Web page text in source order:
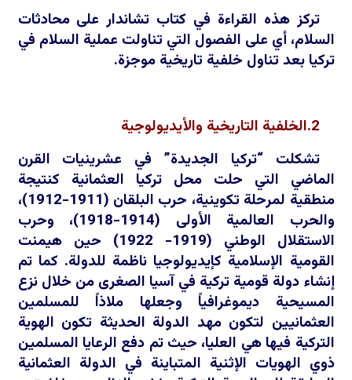
تركز هذه القراءة في كتاب تشاندار على محادثات
السلام، أي على الفصول التي تناولت عملية السلام في
تركيا بعد تناول خلفية تاريخية موجزة.
2.الخلفية التاريخية والأيديولوجية
تشكلت “تركيا الجديدة” في عشرينيات القرن
الماضي التي حلت محل تركيا العثمانية كنتيجة
منطقية لمرحلة تكوينية، حرب البلقان (1911-1912)،
والحرب العالمية الأولى (1914-1918)، وحرب
الاستقلال الوطني (1919- 1922) حين هيمنت
القومية الإسلامية كإيديولوجيا ناظمة للدولة. كما تم
إنشاء دولة قومية تركية في آسيا الصغرى من خلال نزع
المسيحية ديموغرافياً وجعلها ملاذاً للمسلمين
العثمانيين لتكون مهد الدولة الحديثة تكون الهوية
التركية فيها هي العليا، حيث تم دفع الرعايا المسلمين
ذوي الهويات الإثنية المتباينة في الدولة العثمانية